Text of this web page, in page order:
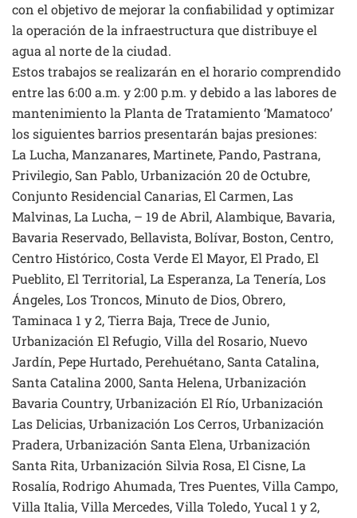
con el objetivo de mejorar la confiabilidad y optimizar
la operación de la infraestructura que distribuye el
agua al norte de la ciudad.
Estos trabajos se realizarán en el horario comprendido
entre las 6:00 a.m. y 2:00 p.m. y debido a las labores de
mantenimiento la Planta de Tratamiento ‘Mamatoco’
los siguientes barrios presentarán bajas presiones:
La Lucha, Manzanares, Martinete, Pando, Pastrana,
Privilegio, San Pablo, Urbanización 20 de Octubre,
Conjunto Residencial Canarias, El Carmen, Las
Malvinas, La Lucha, – 19 de Abril, Alambique, Bavaria,
Bavaria Reservado, Bellavista, Bolívar, Boston, Centro,
Centro Histórico, Costa Verde El Mayor, El Prado, El
Pueblito, El Territorial, La Esperanza, La Tenería, Los
Ángeles, Los Troncos, Minuto de Dios, Obrero,
Taminaca 1 y 2, Tierra Baja, Trece de Junio,
Urbanización El Refugio, Villa del Rosario, Nuevo
Jardín, Pepe Hurtado, Perehuétano, Santa Catalina,
Santa Catalina 2000, Santa Helena, Urbanización
Bavaria Country, Urbanización El Río, Urbanización
Las Delicias, Urbanización Los Cerros, Urbanización
Pradera, Urbanización Santa Elena, Urbanización
Santa Rita, Urbanización Silvia Rosa, El Cisne, La
Rosalía, Rodrigo Ahumada, Tres Puentes, Villa Campo,
Villa Italia, Villa Mercedes, Villa Toledo, Yucal 1 y 2,